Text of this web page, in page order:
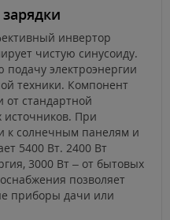
инвертор
чистую синусоиду.
подачу электроэнергии
техники. Компонент
от стандартной
источников. При
к солнечным панелям и
5400 Вт. 2400 Вт
3000 Вт – от бытовых
позволяет
приборы дачи или